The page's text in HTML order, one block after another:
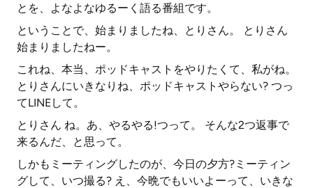
とを、よなよなゆるーく語る番組です。
ということで、始まりましたね、とりさん。 とりさん
始まりましたねー。
これね、本当、ポッドキャストをやりたくて、私がね。
とりさんにいきなりね、ポッドキャストやらない? つっ
てLINEして。
とりさん ね。あ、やるやる!つって。 そんな2つ返事で
来るんだ、と思って。
しかもミーティングしたのが、今日の夕方?ミーティン
グして、いつ撮る? え、今晩でもいいよーって、いきな